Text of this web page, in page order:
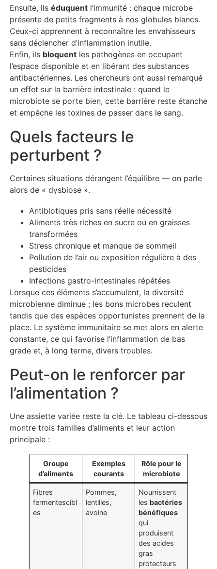
Ensuite, ils éduquent l’immunité : chaque microbe
présente de petits fragments à nos globules blancs.
Ceux-ci apprennent à reconnaître les envahisseurs
sans déclencher d’inflammation inutile.
Enfin, ils bloquent les pathogènes en occupant
l’espace disponible et en libérant des substances
antibactériennes. Les chercheurs ont aussi remarqué
un effet sur la barrière intestinale : quand le
microbiote se porte bien, cette barrière reste étanche
et empêche les toxines de passer dans le sang.
Quels facteurs le
perturbent ?
Certaines situations dérangent l’équilibre — on parle
alors de « dysbiose ».
Antibiotiques pris sans réelle nécessité
Aliments très riches en sucre ou en graisses
transformées
Stress chronique et manque de sommeil
Pollution de l’air ou exposition régulière à des
pesticides
Infections gastro-intestinales répétées
Lorsque ces éléments s’accumulent, la diversité
microbienne diminue ; les bons microbes reculent
tandis que des espèces opportunistes prennent de la
place. Le système immunitaire se met alors en alerte
constante, ce qui favorise l’inflammation de bas
grade et, à long terme, divers troubles.
Peut-on le renforcer par
l’alimentation ?
Une assiette variée reste la clé. Le tableau ci-dessous
montre trois familles d’aliments et leur action
principale :
Groupe
d’aliments
Exemples
courants
Rôle pour le
microbiote
Fibres
fermentescibl
es
Pommes,
lentilles,
avoine
Nourrissent
les bactéries
bénéfiques
qui
produisent
des acides
gras
protecteurs